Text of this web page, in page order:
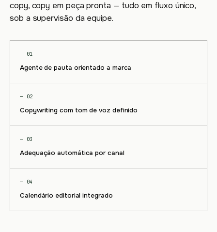
copy, copy em peça pronta — tudo em fluxo único,
sob a supervisão da equipe.
— 01
Agente de pauta orientado a marca
— 02
Copywriting com tom de voz definido
— 03
Adequação automática por canal
— 04
Calendário editorial integrado